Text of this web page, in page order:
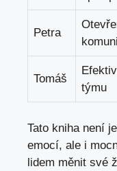
Petra
Tomáš
týmu
Tato kniha není
emocí, ale i
lidem měnit své